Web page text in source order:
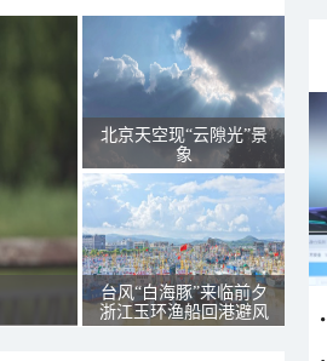
北京天空现“云隙光”景
象
台风“白海豚”来临前夕
浙江玉环渔船回港避风